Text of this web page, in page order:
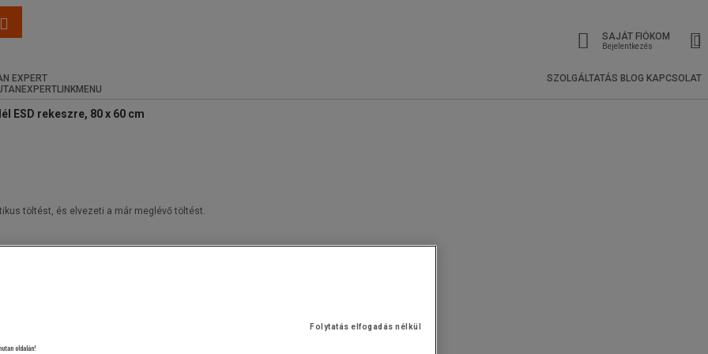
SAJÁT FIÓKOM
Bejelentkezés
EXPERT SZOLGÁLTATÁS BLOG KAPCSOLAT
ESD rekeszre, 80 x 60 cm
töltést, és elvezeti a már meglévő töltést.
Folytatás elfogadás nélkül
oldalán!